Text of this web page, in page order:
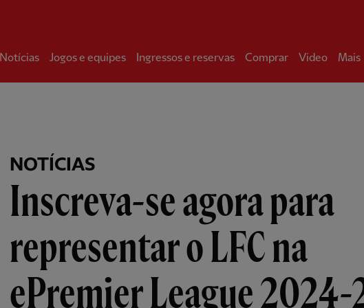
Notícias Jogos e equipes Ingressos e reservas Comprar Video Mais
NOTÍCIAS
Inscreva-se agora para
representar o LFC na
ePremier League 2024-